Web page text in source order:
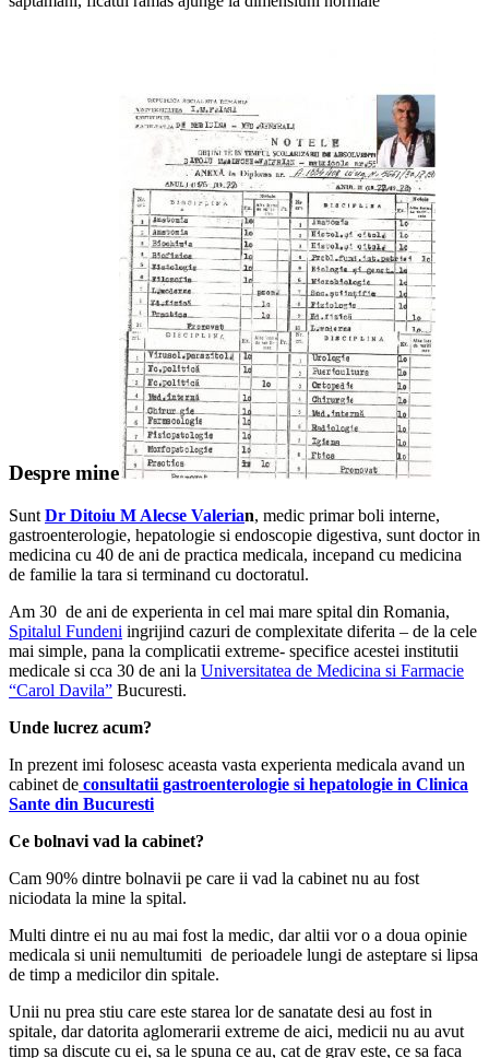
Despre mine
Sunt Dr Ditoiu M Alecse Valerian, medic primar boli interne,
gastroenterologie, hepatologie si endoscopie digestiva, sunt doctor in
medicina cu 40 de ani de practica medicala, incepand cu medicina
de familie la tara si terminand cu doctoratul.
Am 30 de ani de experienta in cel mai mare spital din Romania,
Spitalul Fundeni ingrijind cazuri de complexitate diferita – de la cele
mai simple, pana la complicatii extreme- specifice acestei institutii
medicale si cca 30 de ani la Universitatea de Medicina si Farmacie
“Carol Davila” Bucuresti.
Unde lucrez acum?
In prezent imi folosesc aceasta vasta experienta medicala avand un
cabinet de consultatii gastroenterologie si hepatologie in Clinica
Sante din Bucuresti
Ce bolnavi vad la cabinet?
Cam 90% dintre bolnavii pe care ii vad la cabinet nu au fost
niciodata la mine la spital.
Multi dintre ei nu au mai fost la medic, dar altii vor o a doua opinie
medicala si unii nemultumiti de perioadele lungi de asteptare si lipsa
de timp a medicilor din spitale.
Unii nu prea stiu care este starea lor de sanatate desi au fost in
spitale, dar datorita aglomerarii extreme de aici, medicii nu au avut
timp sa discute cu ei, sa le spuna ce au, cat de grav este, ce sa faca